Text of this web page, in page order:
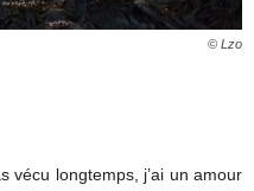
© Lzo
vécu longtemps, j’ai un amour